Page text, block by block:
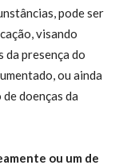
pode ser
visando
presença do
ou ainda
doenças da
ou um de